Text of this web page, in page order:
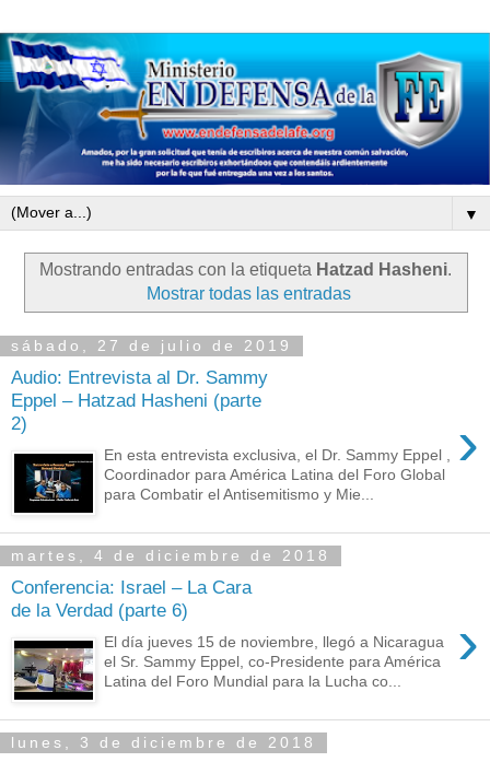
▼
Mostrando entradas con la etiqueta Hatzad Hasheni.
Mostrar todas las entradas
sábado, 27 de julio de 2019
Audio: Entrevista al Dr. Sammy
Eppel – Hatzad Hasheni (parte
2)
›
En esta entrevista exclusiva, el Dr. Sammy Eppel ,
Coordinador para América Latina del Foro Global
para Combatir el Antisemitismo y Mie...
martes, 4 de diciembre de 2018
Conferencia: Israel – La Cara
de la Verdad (parte 6)
›
El día jueves 15 de noviembre, llegó a Nicaragua
el Sr. Sammy Eppel, co-Presidente para América
Latina del Foro Mundial para la Lucha co...
lunes, 3 de diciembre de 2018